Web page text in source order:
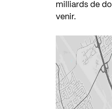
milliards de
venir.